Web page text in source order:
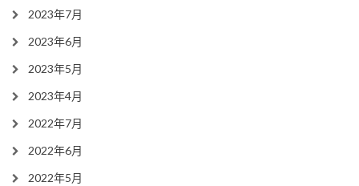
2023年7月
2023年6月
2023年5月
2023年4月
2022年7月
2022年6月
2022年5月